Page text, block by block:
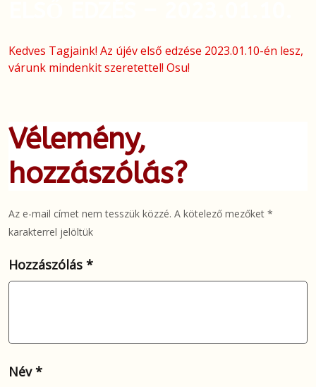
Kedves Tagjaink! Az újév első edzése 2023.01.10-én lesz,
várunk mindenkit szeretettel! Osu!
Vélemény,
hozzászólás?
Az e-mail címet nem tesszük közzé. A kötelező mezőket *
karakterrel jelöltük
Hozzászólás *
Név*